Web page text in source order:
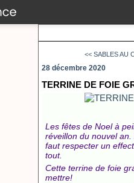
<< SABLES AU
28 décembre 2020
TERRINE DE FOIE
Les fêtes de Noel à
réveillon du nouvel
faut respecter un
tout.
Cette terrine de foie
mettre!